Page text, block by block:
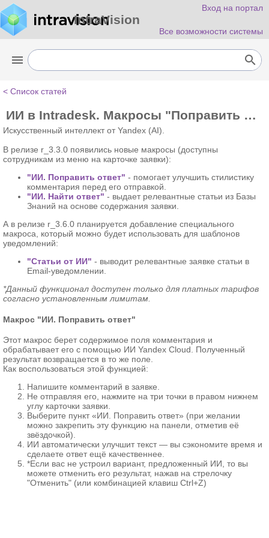
IntraVision
Вход на портал
Все возможности системы
menu search
< Список статей
ИИ в Intradesk. Макросы "Поправить ответ" и "Найти ответ" на заявке. Макрос "Статьи от ИИ" для уведомлений
Искусственный интеллект от Yandex (AI).
В релизе r_3.3.0 появились новые макросы (доступны
сотрудникам из меню на карточке заявки):
"ИИ. Поправить ответ" - помогает улучшить стилистику
комментария перед его отправкой.
"ИИ. Найти ответ" - выдает релевантные статьи из Базы
Знаний на основе содержания заявки.
А в релизе r_3.6.0 планируется добавление специального
макроса, который можно будет использовать для шаблонов
уведомлений:
"Статьи от ИИ" - выводит релевантные заявке статьи в
Email-уведомлении.
*Данный функционал доступен только для платных тарифов
согласно установленным лимитам.
Макрос "ИИ. Поправить ответ"
Этот макрос берет содержимое поля комментария и
обрабатывает его с помощью ИИ Yandex Cloud. Полученный
результат возвращается в то же поле.
Как воспользоваться этой функцией:
Напишите комментарий в заявке.
Не отправляя его, нажмите на три точки в правом нижнем
углу карточки заявки.
Выберите пункт «ИИ. Поправить ответ» (при желании
можно закрепить эту функцию на панели, отметив её
звёздочкой).
ИИ автоматически улучшит текст — вы сэкономите время и
сделаете ответ ещё качественнее.
*Если вас не устроил вариант, предложенный ИИ, то вы
можете отменить его результат, нажав на стрелочку
"Отменить" (или комбинацией клавиш Ctrl+Z)